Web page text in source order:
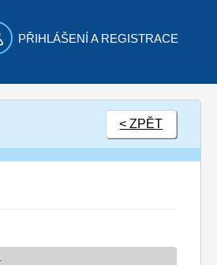
PŘIHLÁŠENÍ A REGISTRACE
< ZPĚT